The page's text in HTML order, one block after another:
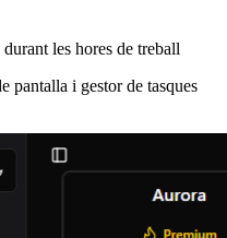
les hores de treball
pantalla i gestor de tasques